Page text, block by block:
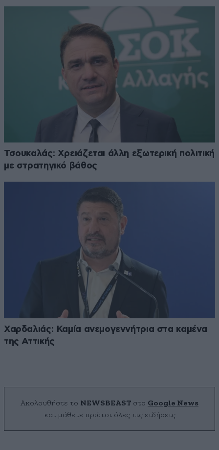
Τσουκαλάς: Xρειάζεται άλλη εξωτερική πολιτική
με στρατηγικό βάθος
Χαρδαλιάς: Καμία ανεμογεννήτρια στα καμένα
της Αττικής
Ακολουθήστε το NEWSBEAST στο Google News
και μάθετε πρώτοι όλες τις ειδήσεις